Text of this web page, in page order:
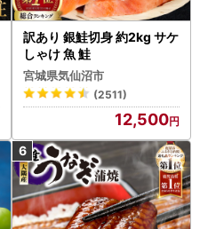
訳あり 銀鮭切身 約2kg サケ
しゃけ 魚 鮭
宮城県気仙沼市
(2511)
12,500